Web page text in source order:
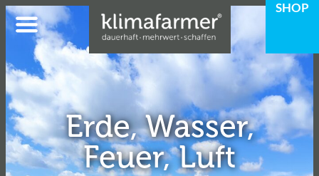
SHOP
Erde, Wasser,
Feuer, Luft